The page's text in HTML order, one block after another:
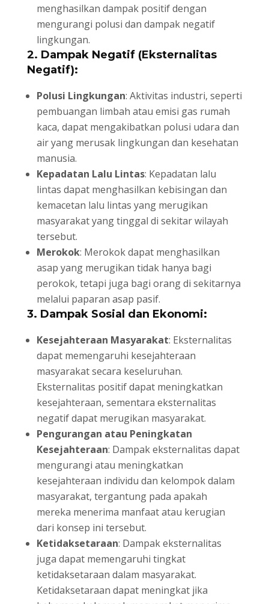
menghasilkan dampak positif dengan
mengurangi polusi dan dampak negatif
lingkungan.
2. Dampak Negatif (Eksternalitas
Negatif):
Polusi Lingkungan: Aktivitas industri, seperti
pembuangan limbah atau emisi gas rumah
kaca, dapat mengakibatkan polusi udara dan
air yang merusak lingkungan dan kesehatan
manusia.
Kepadatan Lalu Lintas: Kepadatan lalu
lintas dapat menghasilkan kebisingan dan
kemacetan lalu lintas yang merugikan
masyarakat yang tinggal di sekitar wilayah
tersebut.
Merokok: Merokok dapat menghasilkan
asap yang merugikan tidak hanya bagi
perokok, tetapi juga bagi orang di sekitarnya
melalui paparan asap pasif.
3. Dampak Sosial dan Ekonomi:
Kesejahteraan Masyarakat: Eksternalitas
dapat memengaruhi kesejahteraan
masyarakat secara keseluruhan.
Eksternalitas positif dapat meningkatkan
kesejahteraan, sementara eksternalitas
negatif dapat merugikan masyarakat.
Pengurangan atau Peningkatan
Kesejahteraan: Dampak eksternalitas dapat
mengurangi atau meningkatkan
kesejahteraan individu dan kelompok dalam
masyarakat, tergantung pada apakah
mereka menerima manfaat atau kerugian
dari konsep ini tersebut.
Ketidaksetaraan: Dampak eksternalitas
juga dapat memengaruhi tingkat
ketidaksetaraan dalam masyarakat.
Ketidaksetaraan dapat meningkat jika